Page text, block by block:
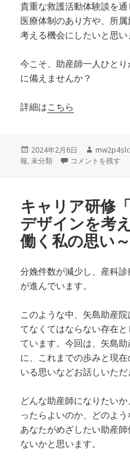
貴重な救護活動体験談を
医療体制のあり方や、所
考える機会にしたいと思い
今こそ、助産師一人ひと
に備えませんか？
詳細はこちら
投
稿
2024年2月6日
作
成
報,未分類 安全管理研「災
コメントを残す
キャリア研修
デザインを考
働く私の思い～
分娩件数が減少し、産科
が進んでいます。
このような中、矢島助産
てなくてはならない存在
ています。今回は、矢島
に、これまでの歩みと現
いる思いなどお話しいただ
どんな助産師になりたい
ったらよいのか、どのよう
あなたがめざしたい助産
ないかと思います。